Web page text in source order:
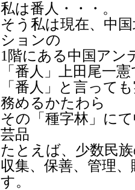
私は番人・・・。
そう私は現在、中
ションの
1階にある中国アン
「番人」上田尾一
「番人」と言って
務めるかたわら
その「種字林」に
芸品
たとえば、少数民
収集、保善、管理
す。